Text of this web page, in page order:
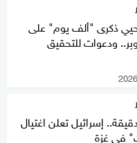
ذكرى "ألف يوم" على
ودعوات للتحقيق
إسرائيل تعلن اغتيال
في غزة